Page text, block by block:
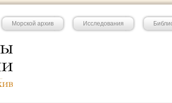
Морской архив Исследования